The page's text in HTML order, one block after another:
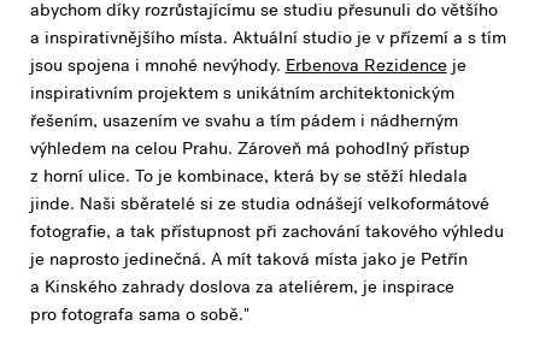
abychom díky rozrůstajícímu se studiu přesunuli do většího
a inspirativnějšího místa. Aktuální studio je v přízemí a s tím
jsou spojena i mnohé nevýhody. Erbenova Rezidenceje
inspirativním projektem s unikátním architektonickým
řešením, usazením ve svahu a tím pádem i nádherným
výhledem na celou Prahu. Zároveň má pohodlný přístup
z horní ulice. To je kombinace, která by se stěží hledala
jinde. Naši sběratelé si ze studia odnášejí velkoformátové
fotografie, a tak přístupnost při zachování takového výhledu
je naprosto jedinečná. A mít taková místa jako je Petřín
a Kinského zahrady doslova za ateliérem, je inspirace
pro fotografa sama o sobě."